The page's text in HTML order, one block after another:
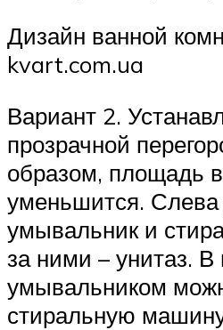
Дизайн ванной
kvart.com.ua
Вариант 2.
прозрачной
образом, площадь
уменьшится. Слева
умывальник и
за ними – унитаз.
умывальником
стиральную